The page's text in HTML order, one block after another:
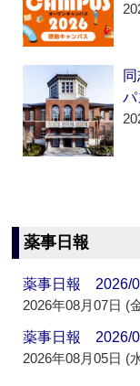
薬事日報
薬事日報 2026/
2026年08月07日 (
薬事日報 2026/
2026年08月05日 (